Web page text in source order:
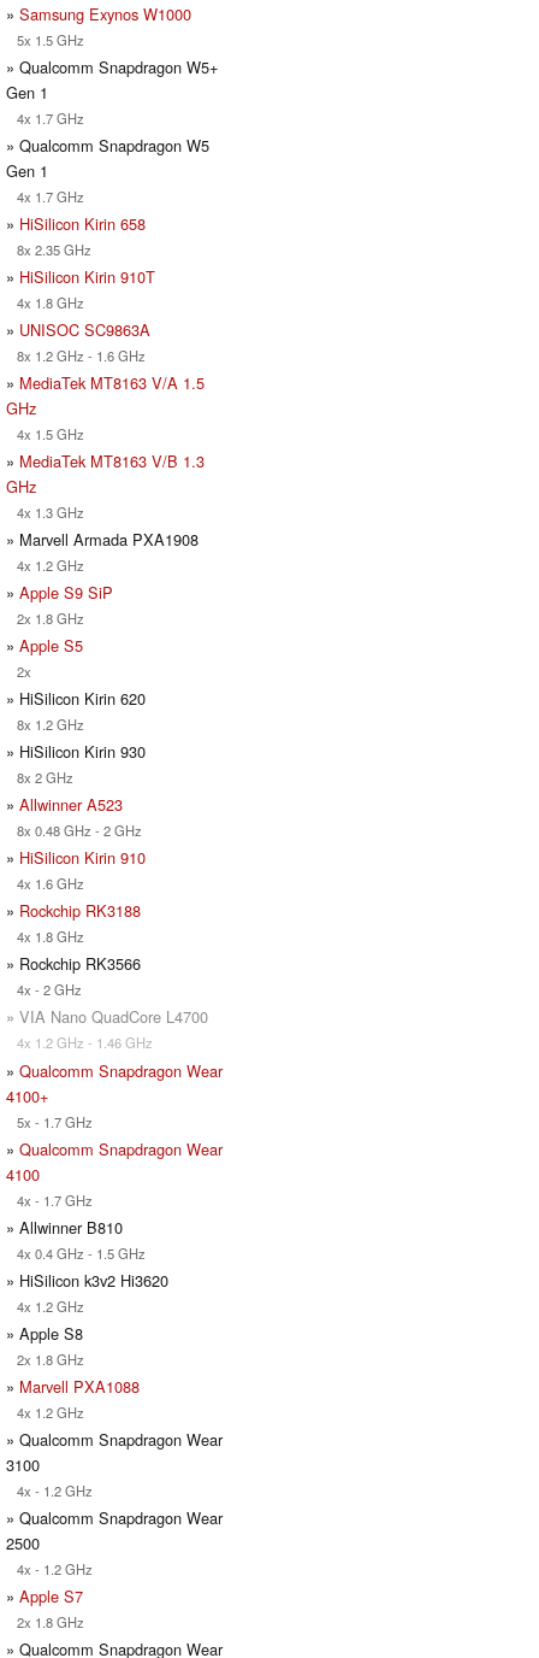
» Samsung Exynos W1000
5x 1.5 GHz
» Qualcomm Snapdragon W5+
Gen 1
4x 1.7 GHz
» Qualcomm Snapdragon W5
Gen 1
4x 1.7 GHz
» HiSilicon Kirin 658
8x 2.35 GHz
» HiSilicon Kirin 910T
4x 1.8 GHz
» UNISOC SC9863A
8x 1.2 GHz - 1.6 GHz
» MediaTek MT8163 V/A 1.5
GHz
4x 1.5 GHz
» MediaTek MT8163 V/B 1.3
GHz
4x 1.3 GHz
» Marvell Armada PXA1908
4x 1.2 GHz
» Apple S9 SiP
2x 1.8 GHz
» Apple S5
2x
» HiSilicon Kirin 620
8x 1.2 GHz
» HiSilicon Kirin 930
8x 2 GHz
» Allwinner A523
8x 0.48 GHz - 2 GHz
» HiSilicon Kirin 910
4x 1.6 GHz
» Rockchip RK3188
4x 1.8 GHz
» Rockchip RK3566
4x - 2 GHz
» VIA Nano QuadCore L4700
4x 1.2 GHz - 1.46 GHz
» Qualcomm Snapdragon Wear
4100+
5x - 1.7 GHz
» Qualcomm Snapdragon Wear
4100
4x - 1.7 GHz
» Allwinner B810
4x 0.4 GHz - 1.5 GHz
» HiSilicon k3v2 Hi3620
4x 1.2 GHz
» Apple S8
2x 1.8 GHz
» Marvell PXA1088
4x 1.2 GHz
» Qualcomm Snapdragon Wear
3100
4x - 1.2 GHz
» Qualcomm Snapdragon Wear
2500
4x - 1.2 GHz
» Apple S7
2x 1.8 GHz
» Qualcomm Snapdragon Wear